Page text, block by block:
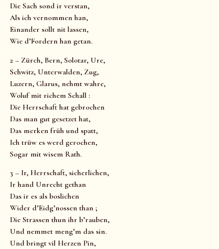
Die Sach sond ir verstan,
Als ich vernommen han,
Einander sollt nit lassen,
Wie d’Fordern han getan.
2 – Zürch, Bern, Solotar, Ure,
Schwitz, Unterwalden, Zug,
Luzern, Glarus, nehmt wahre,
Woluf mit richem Schall :
Die Herrschaft hat gebrochen
Das man gut gesetzet hat,
Das merken früh und spatt,
Ich trüw es werd gerochen,
Sogar mit wisem Rath.
3 – Ir, Herrschaft, sicherlichen,
Ir hand Unrecht gethan
Das ir es als boslichen
Wider d’Eidg’nossen than ;
Die Strassen thun ihr b’rauben,
Und nemmet meng’m das sin.
Und bringt vil Herzen Pin,